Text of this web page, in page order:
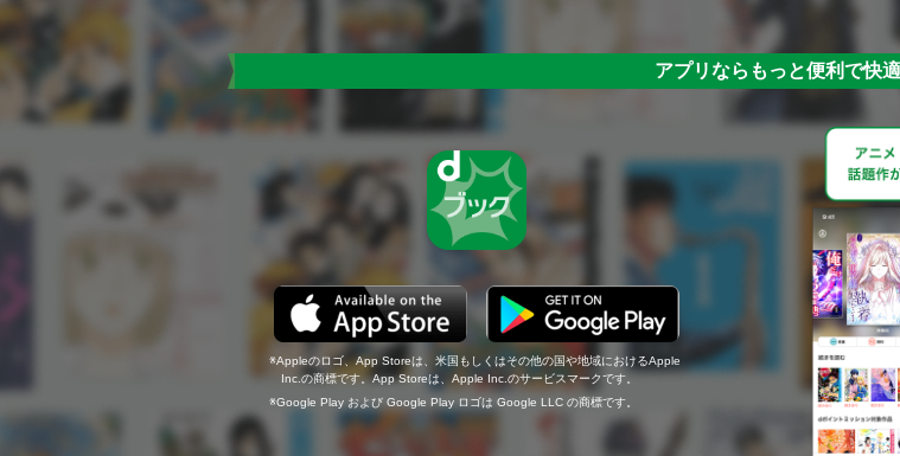
アプリならもっと便利で快適
Appleのロゴ、App Storeは、米国もしくはその他の国や地域におけるApple
Inc.の商標です。App Storeは、Apple Inc.のサービスマークです。
Google Play および Google Play ロゴは Google LLC の商標です。